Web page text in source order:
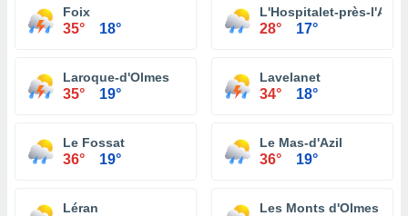
Foix
35° 18°
L'Hospitalet-près-
28° 17°
Laroque-d'Olmes
35° 19°
Lavelanet
34° 18°
Le Fossat
36° 19°
Le Mas-d'Azil
36° 19°
Léran Les Monts d'Olmes